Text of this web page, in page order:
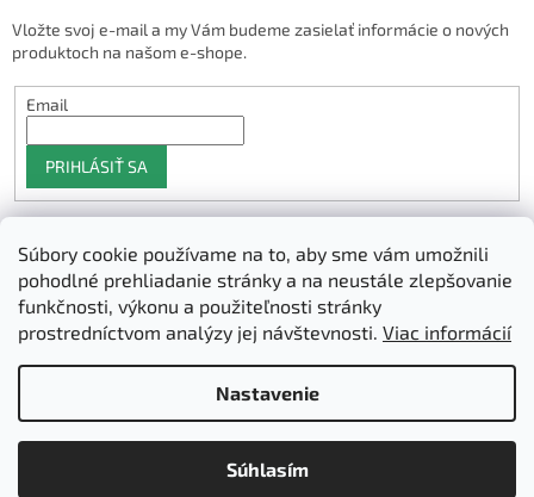
Súbory cookie používame na to, aby sme vám umožnili
pohodlné prehliadanie stránky a na neustále zlepšovanie
funkčnosti, výkonu a použiteľnosti stránky
prostredníctvom analýzy jej návštevnosti. Viac informácií
Nastavenie
Súhlasím
Vložte svoj e-mail a my Vám budeme zasielať informácie o nových
produktoch na našom e-shope.
Email
PRIHLÁSIŤ SA
Shoptet.sk
Upraviť nastavenie cookies